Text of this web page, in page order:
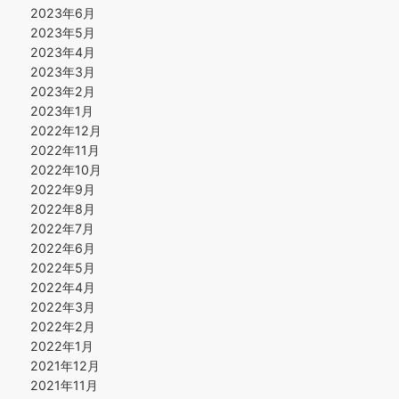
2023年6月
2023年5月
2023年4月
2023年3月
2023年2月
2023年1月
2022年12月
2022年11月
2022年10月
2022年9月
2022年8月
2022年7月
2022年6月
2022年5月
2022年4月
2022年3月
2022年2月
2022年1月
2021年12月
2021年11月